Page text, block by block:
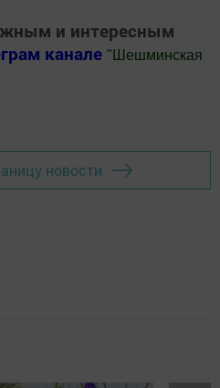
и интересным
канале " Шешминская
новости